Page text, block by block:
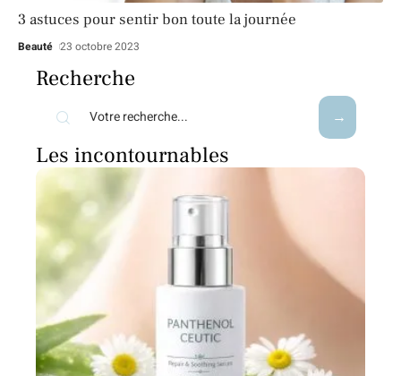
3 astuces pour sentir bon toute la journée
Beauté 23 octobre 2023
Recherche
Les incontournables